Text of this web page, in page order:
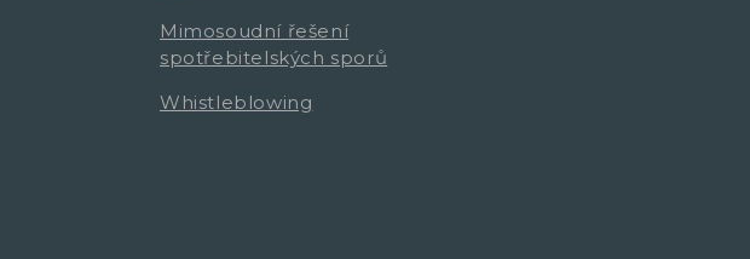
Mimosoudní řešení
spotřebitelských sporů
Whistleblowing